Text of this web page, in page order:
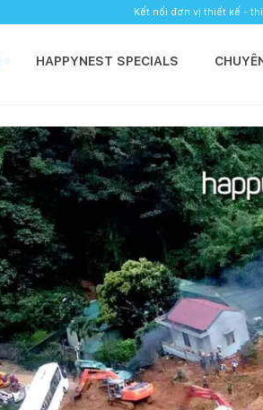
Kết nối đơn vị thiết kế -
HAPPYNEST SPECIALS